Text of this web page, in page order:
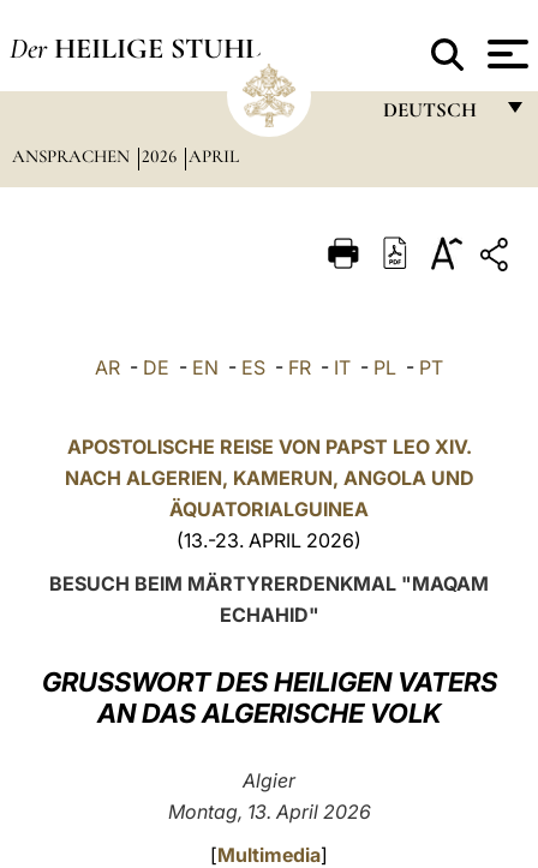
Der HEILIGE STUHL
DEUTSCH
ITALIANO
POLSKI
العربيّة
LATINE
ANSPRACHEN 2026 APRIL
AR - DE - EN - ES - FR - IT - PL - PT
APOSTOLISCHE REISE VON PAPST LEO XIV.
NACH ALGERIEN, KAMERUN, ANGOLA UND
ÄQUATORIALGUINEA
(13.-23. APRIL 2026)
BESUCH BEIM MÄRTYRERDENKMAL "MAQAM
ECHAHID"
GRUSSWORT DES HEILIGEN VATERS
AN DAS ALGERISCHE VOLK
Algier
Montag, 13. April 2026
[Multimedia]